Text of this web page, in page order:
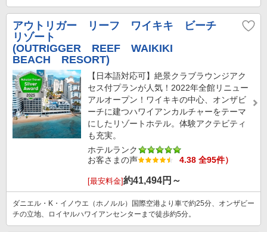
アウトリガー リーフ ワイキキ ビーチ
リゾート
(OUTRIGGER REEF WAIKIKI
BEACH RESORT)
【日本語対応可】絶景クラブラウンジアク
セス付プランが人気！2022年全館リニュー
アルオープン！ワイキキの中心、オンザビ
ーチに建つハワイアンカルチャーをテーマ
にしたリゾートホテル。体験アクテビティ
も充実。
ホテルランク
お客さまの声
4.38 全95件）
[最安料金]約41,494円～
ダニエル・K・イノウエ（ホノルル）国際空港より車で約25分、オンザビー
チの立地、ロイヤルハワイアンセンターまで徒歩約5分。